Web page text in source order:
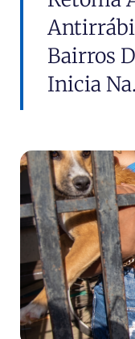
Bairros
Inicia